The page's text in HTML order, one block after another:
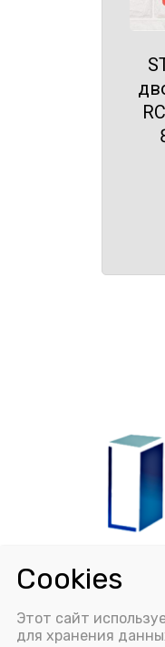
Этот сайт
для хранения